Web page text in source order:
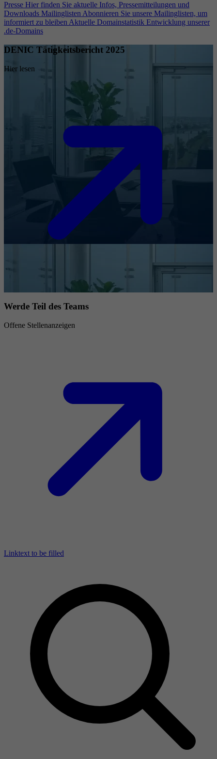
Presse Hier finden Sie aktuelle Infos, Pressemitteilungen und
Downloads Mailinglisten Abonnieren Sie unsere Mailinglisten, um
informiert zu bleiben Aktuelle Domainstatistik Entwicklung unserer
.de-Domains
DENIC Tätigkeitsbericht 2025
Hier lesen
Werde Teil des Teams
Offene Stellenanzeigen
Linktext to be filled